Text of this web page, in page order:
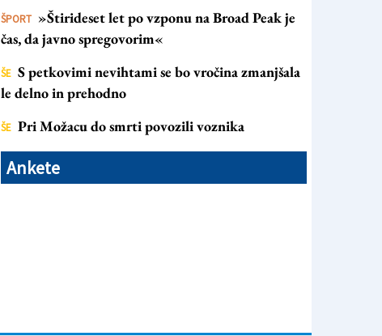
ŠPORT »Štirideset let po vzponu na Broad Peak je
čas, da javno spregovorim«
ŠE S petkovimi nevihtami se bo vročina zmanjšala
le delno in prehodno
ŠE Pri Možacu do smrti povozili voznika
Ankete